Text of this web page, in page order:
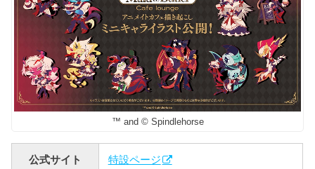
™ and © Spindlehorse
公式サイト 特設ページ